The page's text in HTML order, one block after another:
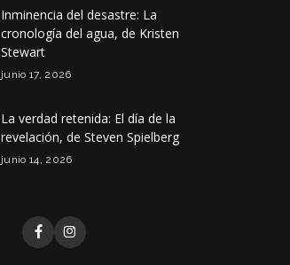
Inminencia del desastre: La
cronología del agua, de Kristen
Stewart
junio 17, 2026
La verdad retenida: El día de la
revelación, de Steven Spielberg
junio 14, 2026